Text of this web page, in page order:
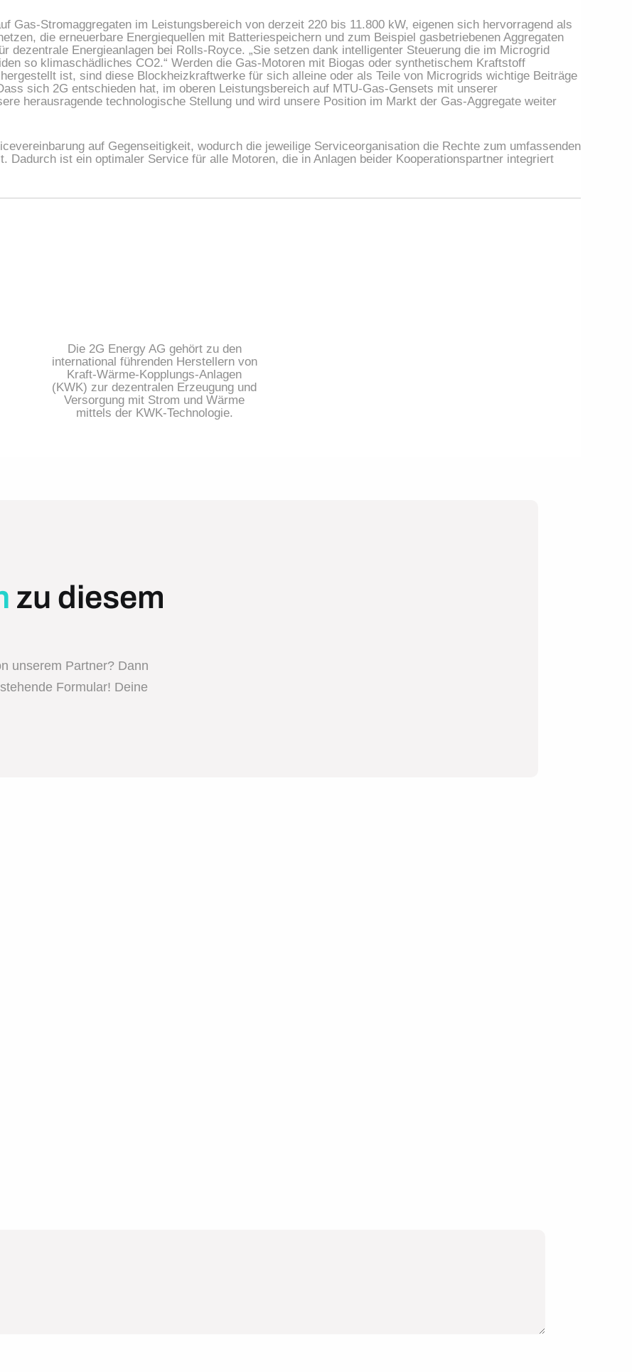
Gas-Stromaggregaten im Leistungsbereich von derzeit 220 bis 11.800 kW, eigenen sich hervorragend als
die erneuerbare Energiequellen mit Batteriespeichern und zum Beispiel gasbetriebenen Aggregaten
dezentrale Energieanlagen bei Rolls-Royce. „Sie setzen dank intelligenter Steuerung die im Microgrid
so klimaschädliches CO2.“ Werden die Gas-Motoren mit Biogas oder synthetischem Kraftstoff
ist, sind diese Blockheizkraftwerke für sich alleine oder als Teile von Microgrids wichtige Beiträge
sich 2G entschieden hat, im oberen Leistungsbereich auf MTU-Gas-Gensets mit unserer
herausragende technologische Stellung und wird unsere Position im Markt der Gas-Aggregate weiter
auf Gegenseitigkeit, wodurch die jeweilige Serviceorganisation die Rechte zum umfassenden
Dadurch ist ein optimaler Service für alle Motoren, die in Anlagen beider Kooperationspartner integriert
Die 2G Energy AG gehört zu den
international führenden Herstellern von
Kraft-Wärme-Kopplungs-Anlagen
(KWK) zur dezentralen Erzeugung und
Versorgung mit Strom und Wärme
mittels der KWK-Technologie.
zu diesem
unserem Partner? Dann
Formular! Deine